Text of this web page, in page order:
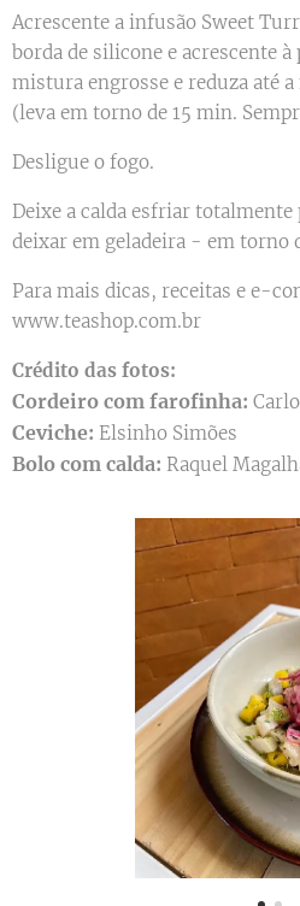
Acrescente a infusão Sweet
borda de silicone e acrescente à
mistura engrosse e reduza até
(leva em torno de 15 min.
Desligue o fogo.
Deixe a calda esfriar totalmente
deixar em geladeira - em torno
Para mais dicas, receitas e e-
www.teashop.com.br
Crédito das fotos:
Cordeiro com farofinha:
Ceviche: Elsinho Simões
Bolo com calda: Raquel